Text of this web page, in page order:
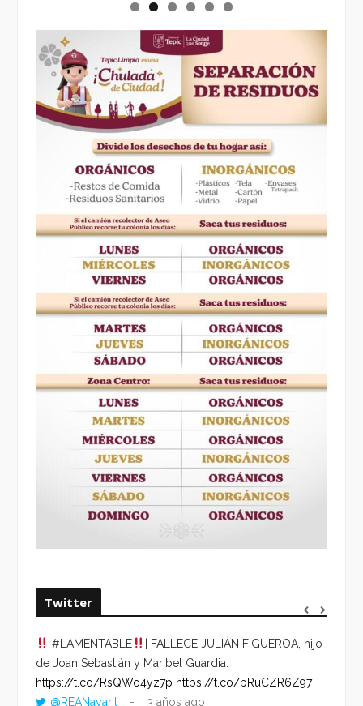
Twitter
#LAMENTABLE
| FALLECE JULIÁN FIGUEROA, hijo
de Joan Sebastián y Maribel Guardia.
https://t.co/RsQWo4yz7p https://t.co/bRuCZR6Z97
@REANayarit
3 años ago